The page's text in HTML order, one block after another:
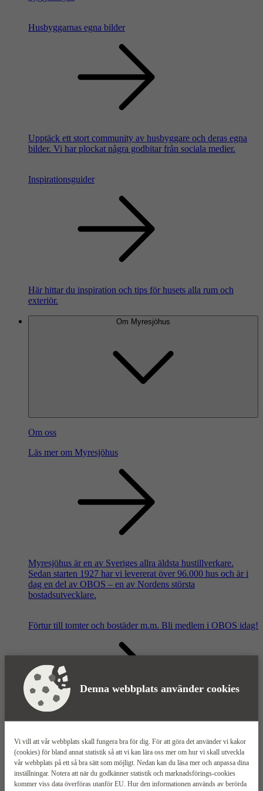
Denna webbplats använder cookies
Vi vill att vår webbplats skall fungera bra för dig. För att göra det använder vi kakor
(cookies) för bland annat statistik så att vi kan lära oss mer om hur vi skall utveckla
vår webbplats på ett så bra sätt som möjligt. Nedan kan du läsa mer och anpassa dina
inställningar. Notera att när du godkänner statistik och marknadsförings-cookies
kommer viss data överföras utanför EU. Hur den informationen används av berörda
Husbyggarnas egna bilder
Upptäck ett stort community av husbyggare och deras egna
bilder. Vi har plockat några godbitar från sociala medier.
Inspirationsguider
Här hittar du inspiration och tips för husets alla rum och
exteriör.
Om Myresjöhus
Om oss
Läs mer om Myresjöhus
Myresjöhus är en av Sveriges allra äldsta hustillverkare.
Sedan starten 1927 har vi levererat över 96.000 hus och är i
dag en del av OBOS – en av Nordens största
bostadsutvecklare.
Förtur till tomter och bostäder m.m. Bli medlem i OBOS idag!
Våra säljkontor